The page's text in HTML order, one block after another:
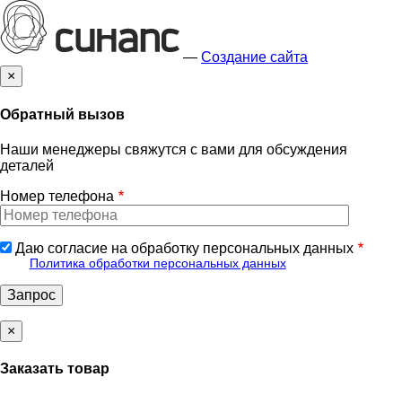
— Создание сайта
×
Обратный вызов
Наши менеджеры свяжутся с вами для обсуждения
деталей
Номер телефона
Даю согласие на обработку персональных данных
Политика обработки персональных данных
×
Заказать товар